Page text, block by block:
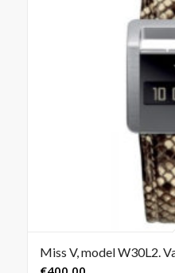
Miss V, model W30L2.